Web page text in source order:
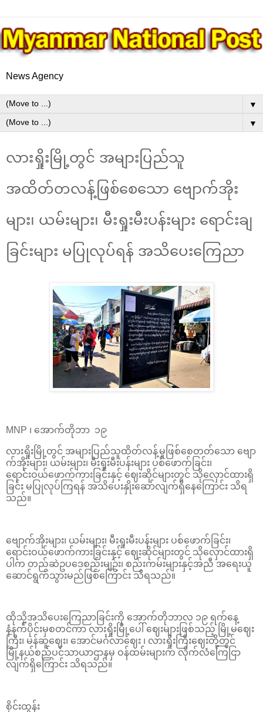
News Agency
▼
▼
လားရှိုးမြို့တွင် အများပြည်သူ
အထိတ်တလန့်ဖြစ်စေသော ဗျောက်အိုး
များ၊ ယမ်းများ၊ မီးရှုးမီးပန်းများ ရောင်းချ
ခြင်းများ မပြုလုပ်ရန် အသိပေးကြေညာ
MNP ၊ အောက်တိုဘာ ၁၉
လားရှိုးမြို့တွင် အများပြည်သူထိတ်လန့်မှုဖြစ်စေတတ်သော ဗျော
က်အိုးများ၊ ယမ်းများ၊ မီးရှုးမီးပန်းများ ပစ်ဖောက်ခြင်း၊
ရောင်းဝယ်ဖောက်ကားခြင်းနှင့် ဈေးဆိုင်များတွင် သိုလှောင်ထားရှိ
ခြင်း မပြုလုပ်ကြရန် အသိပေးနှိုးဆော်လျက်ရှိနေကြောင်း သိရ
သည်။
ဗျောက်အိုးများ၊ ယမ်းများ၊ မီးရှုးမီးပန်းများ ပစ်ဖောက်ခြင်း၊
ရောင်းဝယ်ဖောက်ကားခြင်းနှင့် ဈေးဆိုင်များတွင် သိုလှောင်ထားရှိ
ပါက တည်ဆဲဥပဒေစည်းမျဉ်း၊ စည်းကမ်းများနှင့်အညီ အရေးယူ
ဆောင်ရွက်သွားမည်ဖြစ်ကြောင်း သိရသည်။
ထိုသို့အသိပေးကြေညာခြင်းကို အောက်တိုဘာလ ၁၉ ရက်နေ့
နံနက်ပိုင်းမှစတင်ကာ လားရှိုးမြို့ပေါ် ဈေးများဖြစ်သည့် မြို့မဈေး
ကြီး၊ မန်ဆူဈေး၊ အောင်မင်္ဂလာဈေး ၊ လားရှိုးကြီးဈေးတို့တွင်
မြို့နယ်စည်ပင်သာယာဌာနမှ ဝန်ထမ်းများက လိုက်လံကြေငြာ
လျက်ရှိကြောင်း သိရသည်။
စိုင်းထွန်း